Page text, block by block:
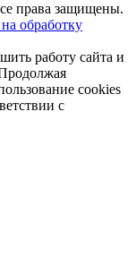
права защищены.
обработку
работу сайта и
cookies
с